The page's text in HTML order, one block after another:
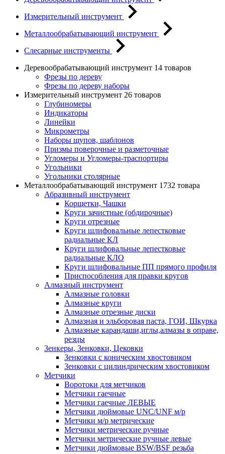
Измерительный инструмент
Металлообрабатывающий инструмент
Слесарные инструменты
Деревообрабатывающий инструмент 14 товаров
Фрезы по дереву
Фрезы по дереву наборы
Измерительный инструмент 26 товаров
Глубиномеры
Индикаторы
Линейки
Микрометры
Наборы щупов, шаблонов
Призмы поверочные и разметочные
Угломеры и Угломеры-траспортиры
Угольники
Угольники столярные
Металлообрабатывающий инструмент 1732 товара
Абразивный инструмент
Корщетки, Чашки
Круги зачистные (обдирочные)
Круги отрезные
Круги шлифовальные лепестковые
радиальные КЛ
Круги шлифовальные лепестковые
радиальные КЛО
Круги шлифовальные ПП прямого профиля
Приспособления для правки кругов
Алмазный инструмент
Алмазные головки
Алмазные круги
Алмазные отрезные диски
Алмазная и эльборовая паста, ГОИ, Шкурка
Алмазные карандаши,иглы,алмазы в оправе,
резцы
Зенкеры, Зенковки, Цековки
Зенковки с коническим хвостовиком
Зенковки с цилиндрическим хвостовиком
Метчики
Воротоки для метчиков
Метчики гаечные
Метчики гаечные ЛЕВЫЕ
Метчики дюймовые UNC/UNF м/р
Метчики м/р метрические
Метчики метрические ручные
Метчики метрические ручные левые
Метчики дюймовые BSW/BSF резьба